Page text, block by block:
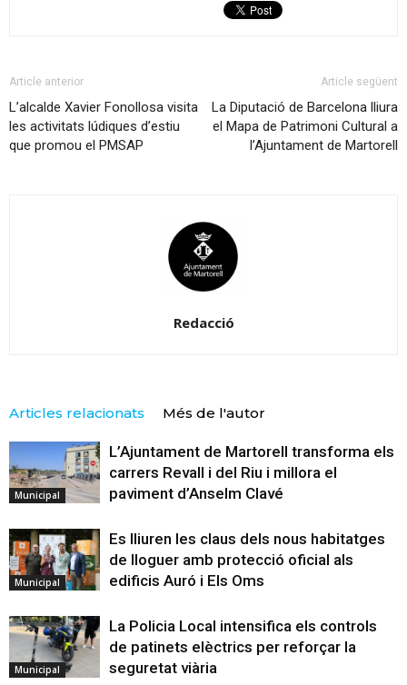
Article anterior
L’alcalde Xavier Fonollosa visita
les activitats lúdiques d’estiu
que promou el PMSAP
Article següent
La Diputació de Barcelona lliura
el Mapa de Patrimoni Cultural a
l’Ajuntament de Martorell
Redacció
Articles relacionats Més de l'autor
Municipal
L’Ajuntament de Martorell transforma els
carrers Revall i del Riu i millora el
paviment d’Anselm Clavé
Municipal
Es lliuren les claus dels nous habitatges
de lloguer amb protecció oficial als
edificis Auró i Els Oms
Municipal
La Policia Local intensifica els controls
de patinets elèctrics per reforçar la
seguretat viària